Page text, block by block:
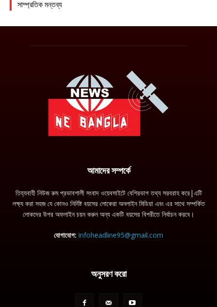
আমাদের সম্পর্কে
তিহ্যবাহী নিউজ রুম প্রভাবশালী সংবাদ ওয়েবসাইটে বেশিরভাগ তথ্য সরবরাহ করে|এটি
লক্ষ্য করা সহজ যে কোনও নির্দিষ্ট বয়সের লোকেরা অনলাইন মিডিয়া এবং এর সাথে সম্পর্কিত
লোকদের উপর অফলাইন চয়ন করুন অন্য একটি বয়সের বিপরীতে নির্বাচন করবে।
যোগাযোগ: infoheadline95@gmail.com
অনুসরণ করো